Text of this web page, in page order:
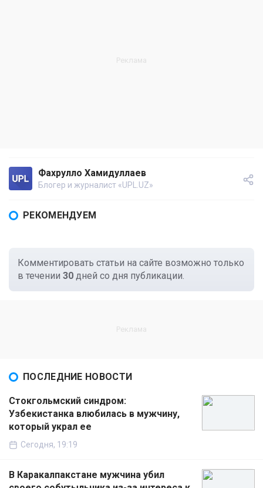
Фахрулло Хамидуллаев
Блогер и журналист «UPL.UZ»
РЕКОМЕНДУЕМ
Комментировать статьи на сайте возможно только
в течении 30 дней со дня публикации.
ПОСЛЕДНИЕ НОВОСТИ
Стокгольмский синдром:
Узбекистанка влюбилась в мужчину,
который украл ее
Сегодня, 19:19
В Каракалпакстане мужчина убил